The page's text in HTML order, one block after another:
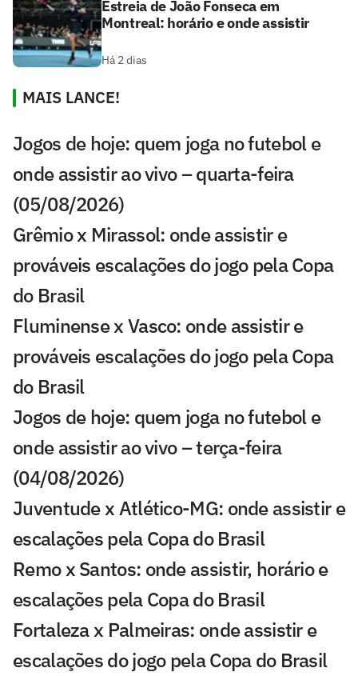
Estreia de João Fonseca em
Montreal: horário e onde assistir
Há 2 dias
MAIS LANCE!
Jogos de hoje: quem joga no futebol e
onde assistir ao vivo – quarta-feira
(05/08/2026)
Grêmio x Mirassol: onde assistir e
prováveis escalações do jogo pela Copa
do Brasil
Fluminense x Vasco: onde assistir e
prováveis escalações do jogo pela Copa
do Brasil
Jogos de hoje: quem joga no futebol e
onde assistir ao vivo – terça-feira
(04/08/2026)
Juventude x Atlético-MG: onde assistir e
escalações pela Copa do Brasil
Remo x Santos: onde assistir, horário e
escalações pela Copa do Brasil
Fortaleza x Palmeiras: onde assistir e
escalações do jogo pela Copa do Brasil